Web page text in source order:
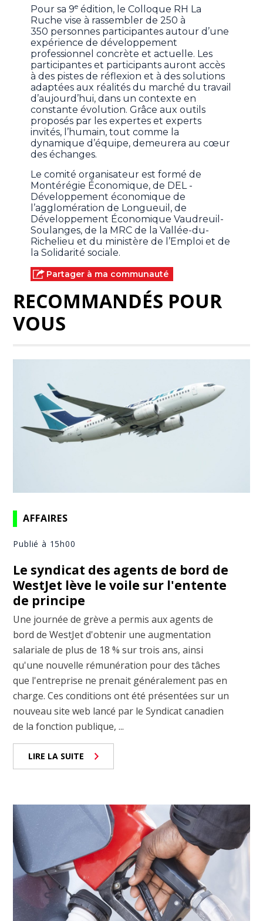
Pour sa 9e édition, le Colloque RH La
Ruche vise à rassembler de 250 à
350 personnes participantes autour d’une
expérience de développement
professionnel concrète et actuelle. Les
participantes et participants auront accès
à des pistes de réflexion et à des solutions
adaptées aux réalités du marché du travail
d’aujourd’hui, dans un contexte en
constante évolution. Grâce aux outils
proposés par les expertes et experts
invités, l’humain, tout comme la
dynamique d’équipe, demeurera au cœur
des échanges.
Le comité organisateur est formé de
Montérégie Économique, de DEL -
Développement économique de
l’agglomération de Longueuil, de
Développement Économique Vaudreuil-
Soulanges, de la MRC de la Vallée-du-
Richelieu et du ministère de l’Emploi et de
la Solidarité sociale.
Partager à ma communauté
RECOMMANDÉS POUR
VOUS
AFFAIRES
Publié à 15h00
Le syndicat des agents de bord de
WestJet lève le voile sur l'entente
de principe
Une journée de grève a permis aux agents de
bord de WestJet d'obtenir une augmentation
salariale de plus de 18 % sur trois ans, ainsi
qu'une nouvelle rémunération pour des tâches
que l'entreprise ne prenait généralement pas en
charge. Ces conditions ont été présentées sur un
nouveau site web lancé par le Syndicat canadien
de la fonction publique, ...
LIRE LA SUITE